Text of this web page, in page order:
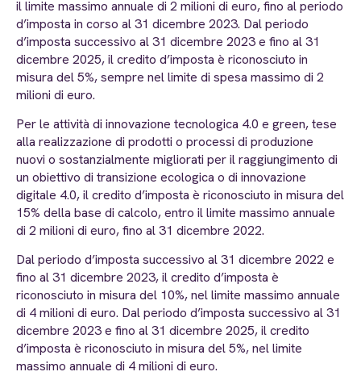
il limite massimo annuale di 2 milioni di euro, fino al periodo
d’imposta in corso al 31 dicembre 2023. Dal periodo
d’imposta successivo al 31 dicembre 2023 e fino al 31
dicembre 2025, il credito d’imposta è riconosciuto in
misura del 5%, sempre nel limite di spesa massimo di 2
milioni di euro.
Per le attività di innovazione tecnologica 4.0 e green, tese
alla realizzazione di prodotti o processi di produzione
nuovi o sostanzialmente migliorati per il raggiungimento di
un obiettivo di transizione ecologica o di innovazione
digitale 4.0, il credito d’imposta è riconosciuto in misura del
15% della base di calcolo, entro il limite massimo annuale
di 2 milioni di euro, fino al 31 dicembre 2022.
Dal periodo d’imposta successivo al 31 dicembre 2022 e
fino al 31 dicembre 2023, il credito d’imposta è
riconosciuto in misura del 10%, nel limite massimo annuale
di 4 milioni di euro. Dal periodo d’imposta successivo al 31
dicembre 2023 e fino al 31 dicembre 2025, il credito
d’imposta è riconosciuto in misura del 5%, nel limite
massimo annuale di 4 milioni di euro.